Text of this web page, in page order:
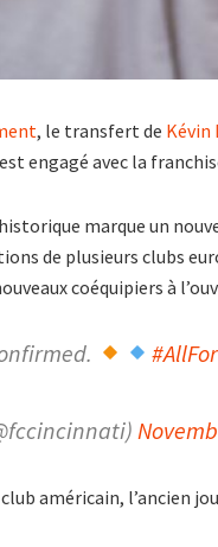
, le transfert de Kévin
engagé avec la
marque un
de plusieurs clubs
coéquipiers à
américain, l’ancien